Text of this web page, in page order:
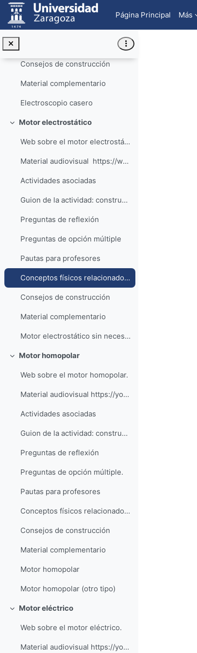
Salta al contenido principal
Página Principal
Más
Preguntas de opción múltiple.
Pautas para profesores
Conceptos físicos relacionados con la actividad
Consejos de construcción
Material complementario
Electroscopio casero
Colapsar
Motor electrostático
Web sobre el motor electrostático.
Material audiovisual https://www.youtube.co...
Actividades asociadas
Guion de la actividad: construye tu propio motor electrostático
Preguntas de reflexión
Preguntas de opción múltiple
Pautas para profesores
Conceptos físicos relacionados con la actividad
Consejos de construcción
Material complementario
Motor electrostático sin necesidad de fuente de alto voltaje
Colapsar
Motor homopolar
Web sobre el motor homopolar.
Material audiovisual https://youtu.be/qJkpcd0...
Actividades asociadas
Guion de la actividad: construye tu propio motor homopolar
Preguntas de reflexión
Preguntas de opción múltiple.
Pautas para profesores
Conceptos físicos relacionados con la actividad
Consejos de construcción
Material complementario
Motor homopolar
Motor homopolar (otro tipo)
Colapsar
Motor eléctrico
Web sobre el motor eléctrico.
Material audiovisual https://youtu.be/RC1w90F...